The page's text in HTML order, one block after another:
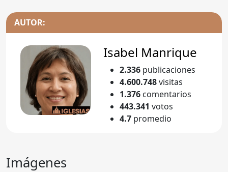
AUTOR:
Isabel Manrique
2.336 publicaciones
4.600.748visitas
1.376 comentarios
443.341 votos
4.7 promedio
Imágenes